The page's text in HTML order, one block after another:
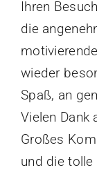
Ihren
die
wieder
Spaß, an
Vielen Dank
Großes
und die tolle